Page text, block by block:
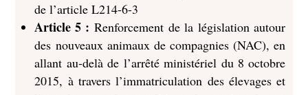
de l’article L214-6-3
Article 5 : Renforcement de la législation autour
des nouveaux animaux de compagnies (NAC), en
allant au‑delà de l’arrêté ministériel du 8 octobre
2015, à travers l’immatriculation des élevages et